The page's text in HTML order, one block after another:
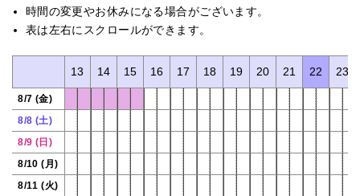
時間の変更やお休みになる場合がございます。
表は左右にスクロールができます。
13 14 15 16 17 18 19 20 21 22 23
8/7 (金)
8/8 (土)
8/9 (日)
8/10 (月)
8/11 (火)